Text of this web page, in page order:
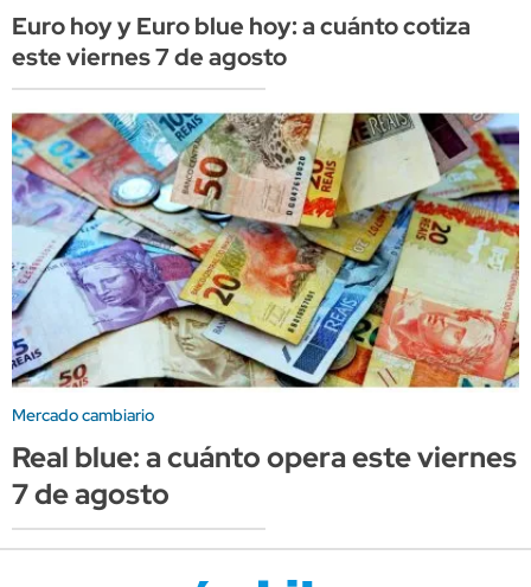
Euro hoy y Euro blue hoy: a cuánto cotiza
este viernes 7 de agosto
Mercado cambiario
Real blue: a cuánto opera este viernes
7 de agosto